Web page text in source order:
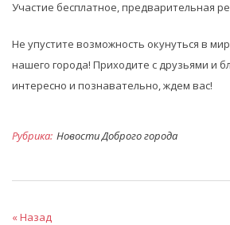
Участие бесплатное, предварительная
Не упустите возможность окунуться в
нашего города! Приходите с друзьями и
интересно и познавательно, ждем вас!
Рубрика: Новости Доброго города
« Назад